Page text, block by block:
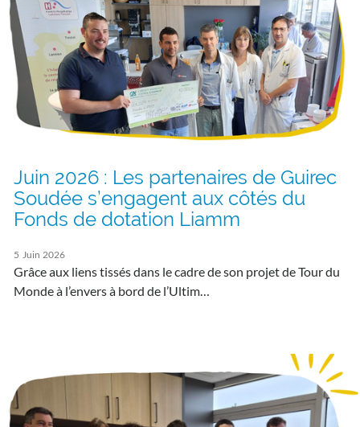
Juin 2026 : Les partenaires de Guirec
Soudée s’engagent aux côtés du
Fonds de dotation Liamm
5 Juin 2026
Grâce aux liens tissés dans le cadre de son projet de Tour du
Monde à l’envers à bord de l’Ultim…